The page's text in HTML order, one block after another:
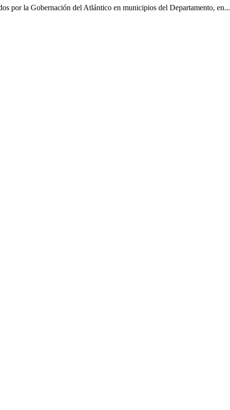
por la Gobernación del Atlántico en municipios del Departamento, en...